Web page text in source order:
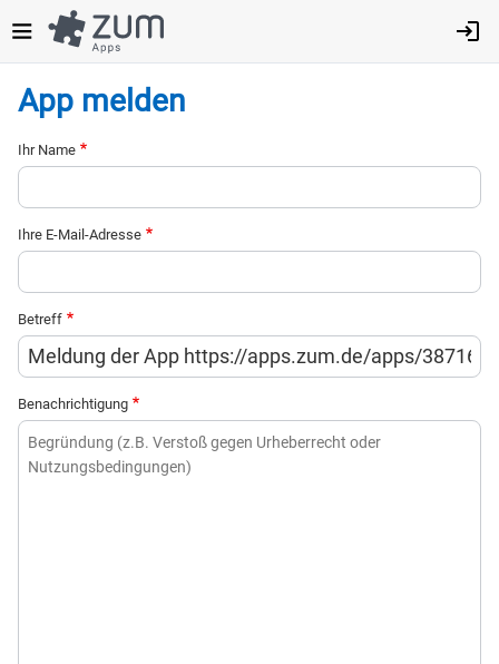
zum
Inhalt
App melden
Ihr Name
Ihre E-Mail-Adresse
Betreff
Benachrichtigung